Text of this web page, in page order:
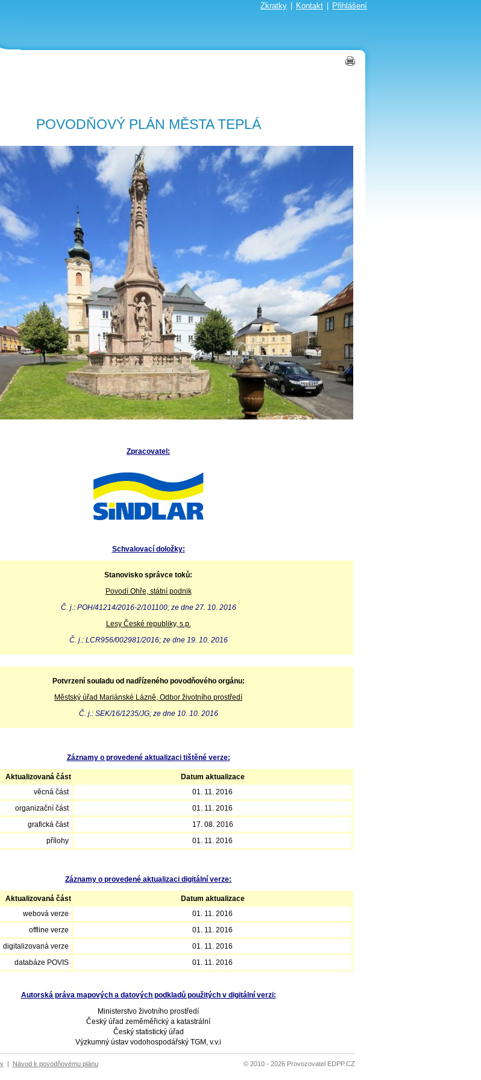
Zkratky Kontakt Přihlášení
POVODŇOVÝ PLÁN MĚSTA TEPLÁ
Zpracovatel:
Schvalovací doložky:
Stanovisko správce toků:
Povodí Ohře, státní podnik
Č. j.: POH/41214/2016-2/101100; ze dne 27. 10. 2016
Lesy České republiky, s.p.
Č. j.: LCR956/002981/2016; ze dne 19. 10. 2016
Potvrzení souladu od nadřízeného povodňového orgánu:
Městský úřad Mariánské Lázně, Odbor životního prostředí
Č. j.: SEK/16/1235/JG; ze dne 10. 10. 2016
Záznamy o provedené aktualizaci tištěné verze:
Aktualizovaná část
Datum aktualizace
věcná část
01. 11. 2016
organizační část
01. 11. 2016
grafická část
17. 08. 2016
přílohy
01. 11. 2016
Záznamy o provedené aktualizaci digitální verze:
Aktualizovaná část
Datum aktualizace
webová verze
01. 11. 2016
offline verze
01. 11. 2016
digitalizovaná verze
01. 11. 2016
databáze POVIS
01. 11. 2016
Autorská práva mapových a datových podkladů použitých v digitální verzi:
Ministerstvo životního prostředí
Český úřad zeměměřický a katastrální
Český statistický úřad
Výzkumný ústav vodohospodářský TGM, v.v.i
| Návod k povodňovému plánu © 2010 - 2026 Provozovatel EDPP.CZ